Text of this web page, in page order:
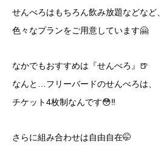
せんべろはもちろん飲み放題などなど、
色々なプランをご用意しています🤗
なかでもおすすめは『せんべろ』🍺
なんと…フリーバードのせんべろは、
チケット4枚制なんです😳‼️
さらに組み合わせは自由自在🤭